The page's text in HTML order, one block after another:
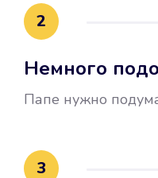
это открыло
2
Немного
Папе нужно
3